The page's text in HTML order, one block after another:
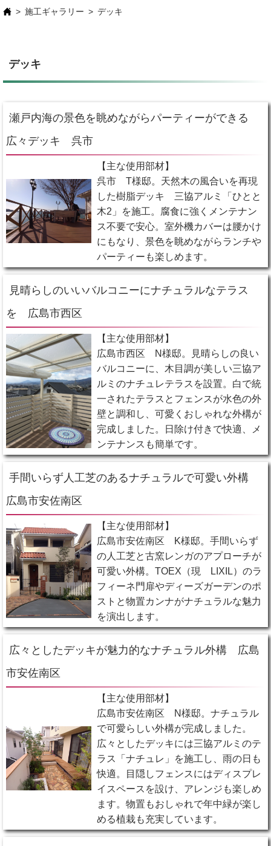
施工ギャラリー デッキ
デッキ
瀬戸内海の景色を眺めながらパーティーができる
広々デッキ 呉市
【主な使用部材】
呉市 T様邸。天然木の風合いを再現
した樹脂デッキ 三協アルミ「ひとと
木2」を施工。腐食に強くメンテナン
ス不要で安心。室外機カバーは腰かけ
にもなり、景色を眺めながらランチや
パーティーも楽しめます。
見晴らしのいいバルコニーにナチュラルなテラス
を 広島市西区
【主な使用部材】
広島市西区 N様邸。見晴らしの良い
バルコニーに、木目調が美しい三協ア
ルミのナチュレテラスを設置。白で統
一されたテラスとフェンスが水色の外
壁と調和し、可愛くおしゃれな外構が
完成しました。日除け付きで快適、メ
ンテナンスも簡単です。
手間いらず人工芝のあるナチュラルで可愛い外構
広島市安佐南区
【主な使用部材】
広島市安佐南区 K様邸。手間いらず
の人工芝と古窯レンガのアプローチが
可愛い外構。TOEX（現 LIXIL）のラ
フィーネ門扉やディーズガーデンのポ
ストと物置カンナがナチュラルな魅力
を演出します。
広々としたデッキが魅力的なナチュラル外構 広島
市安佐南区
【主な使用部材】
広島市安佐南区 N様邸。ナチュラル
で可愛らしい外構が完成しました。
広々としたデッキには三協アルミのテ
ラス「ナチュレ」を施工し、雨の日も
快適。目隠しフェンスにはディスプレ
イスペースを設け、アレンジも楽しめ
ます。物置もおしゃれで年中緑が楽し
める植栽も充実しています。